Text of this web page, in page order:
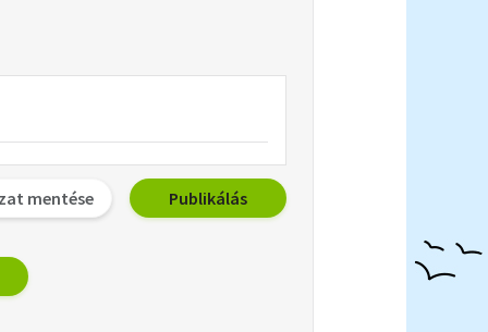
mentése Publikálás